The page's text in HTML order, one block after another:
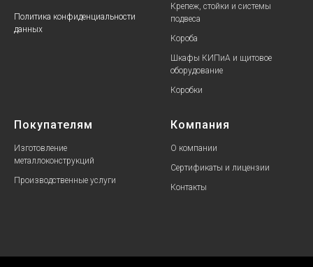
Политика конфиденциальности
данных
Крепеж, стойки и системы
подвеса
Короба
Шкафы КИПиА и щитовое
оборудование
Коробки
Покупателям
Изготовление
металлоконструкций
Производственные услуги
Компания
О компании
Сертификаты и лицензии
Контакты